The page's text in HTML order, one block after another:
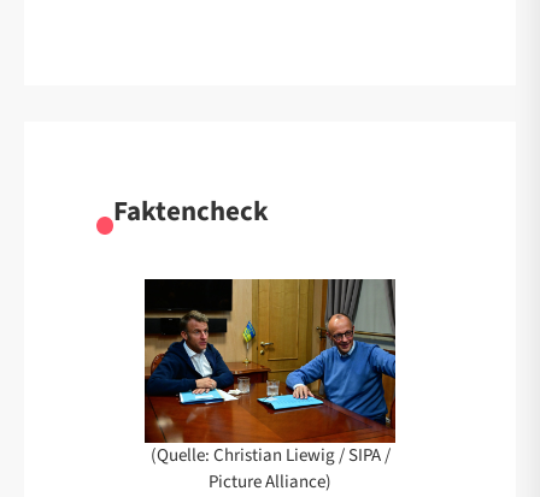
Faktencheck
(Quelle: Christian Liewig / SIPA /
Picture Alliance)